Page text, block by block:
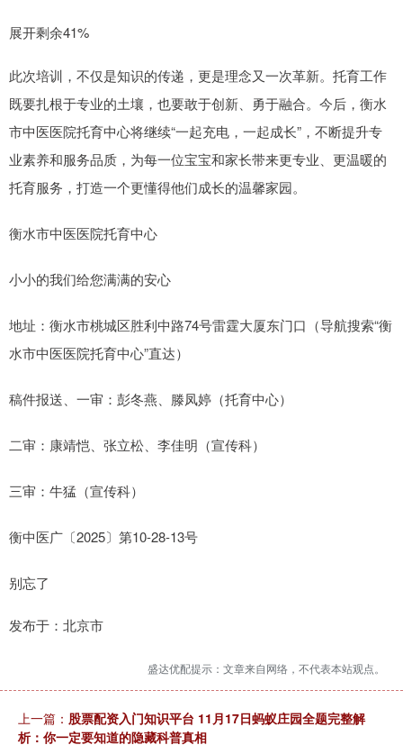
展开剩余41%
此次培训，不仅是知识的传递，更是理念又一次革新。托育工作
既要扎根于专业的土壤，也要敢于创新、勇于融合。今后，衡水
市中医医院托育中心将继续“一起充电，一起成长”，不断提升专
业素养和服务品质，为每一位宝宝和家长带来更专业、更温暖的
托育服务，打造一个更懂得他们成长的温馨家园。
衡水市中医医院托育中心
小小的我们给您满满的安心
地址：衡水市桃城区胜利中路74号雷霆大厦东门口（导航搜索“衡
水市中医医院托育中心”直达）
稿件报送、一审：彭冬燕、滕凤婷（托育中心）
二审：康靖恺、张立松、李佳明（宣传科）
三审：牛猛（宣传科）
衡中医广〔2025〕第10-28-13号
别忘了
发布于：北京市
盛达优配提示：文章来自网络，不代表本站观点。
上一篇： 股票配资入门知识平台 11月17日蚂蚁庄园全题完整解
析：你一定要知道的隐藏科普真相